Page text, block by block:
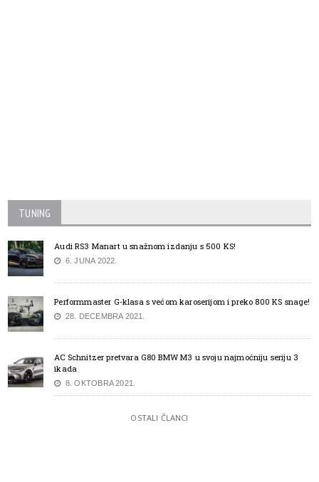
TUNING
Audi RS3 Manart u snažnom izdanju s 500 KS!
6. JUNA 2022.
Performmaster G-klasa s većom karoserijom i preko 800 KS snage!
28. DECEMBRA 2021.
AC Schnitzer pretvara G80 BMW M3 u svoju najmoćniju seriju 3
ikada
8. OKTOBRA 2021.
OSTALI ČLANCI